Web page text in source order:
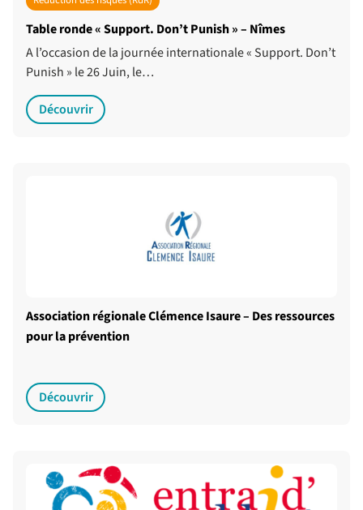
Table ronde « Support. Don’t Punish » – Nîmes
A l’occasion de la journée internationale « Support. Don’t
Punish » le 26 Juin, le…
Découvrir
Association régionale Clémence Isaure – Des ressources
pour la prévention
Découvrir